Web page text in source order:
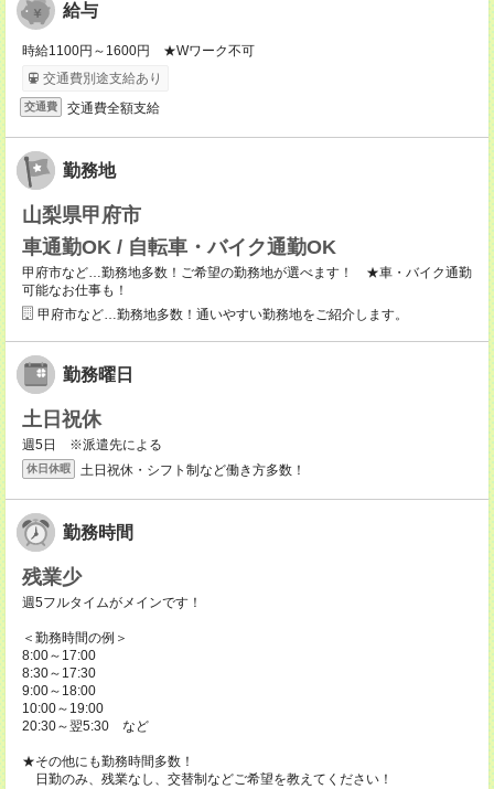
給与
時給1100円～1600円 ★Wワーク不可
交通費別途支給あり
交通費 交通費全額支給
勤務地
山梨県甲府市
車通勤OK / 自転車・バイク通勤OK
甲府市など…勤務地多数！ご希望の勤務地が選べます！ ★車・バイク通勤
可能なお仕事も！
甲府市など…勤務地多数！通いやすい勤務地をご紹介します。
勤務曜日
土日祝休
週5日 ※派遣先による
休日休暇 土日祝休・シフト制など働き方多数！
勤務時間
残業少
週5フルタイムがメインです！
＜勤務時間の例＞
8:00～17:00
8:30～17:30
9:00～18:00
10:00～19:00
20:30～翌5:30 など
★その他にも勤務時間多数！
日勤のみ、残業なし、交替制などご希望を教えてください！